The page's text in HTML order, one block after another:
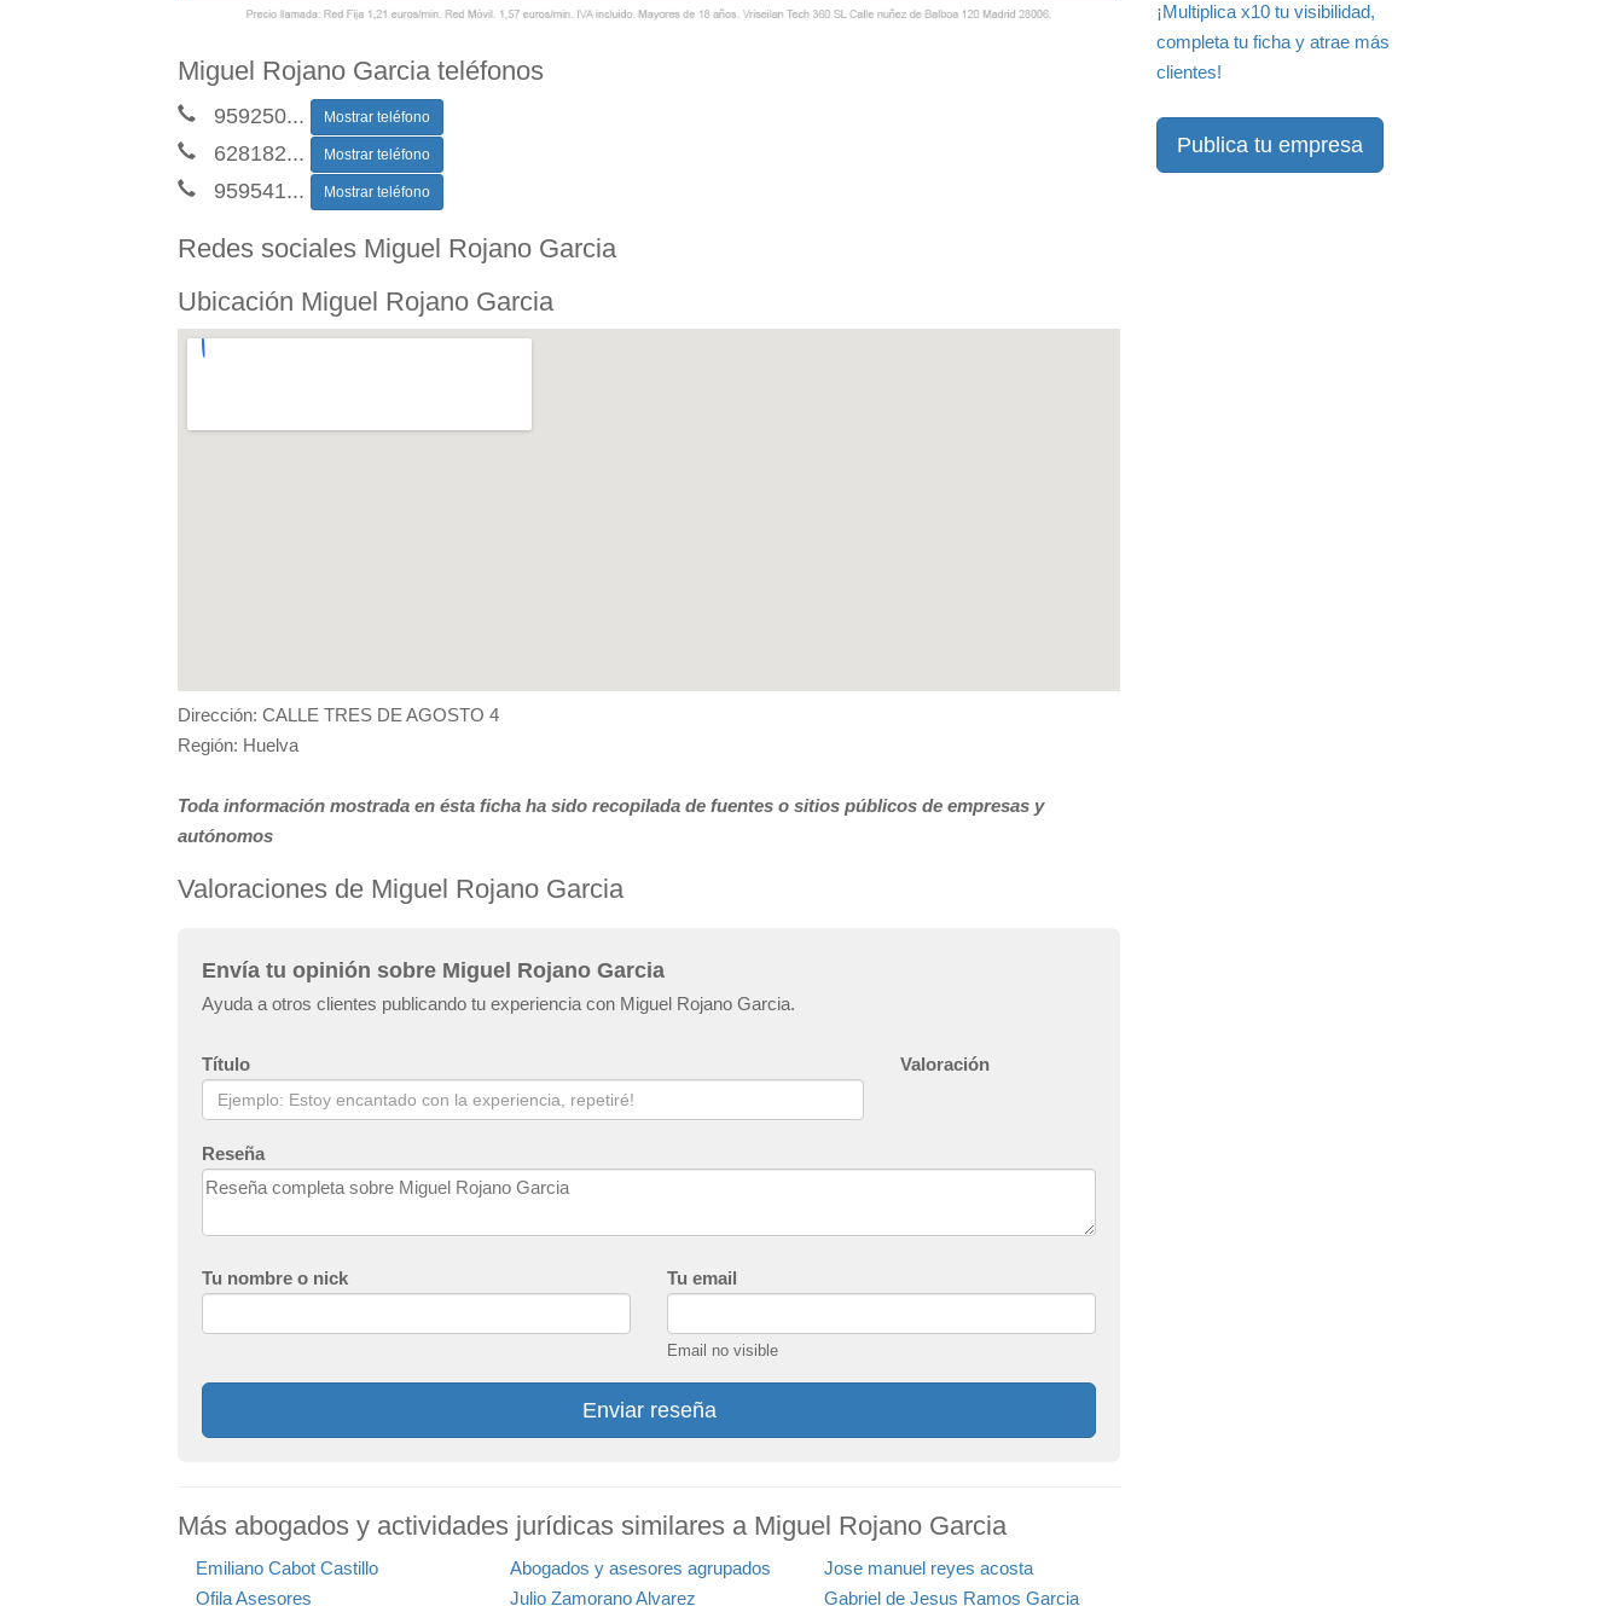
Miguel Rojano Garcia teléfonos
959250... Mostrar teléfono
628182... Mostrar teléfono
959541... Mostrar teléfono
Redes sociales Miguel Rojano Garcia
Ubicación Miguel Rojano Garcia
Dirección: CALLE TRES DE AGOSTO 4
Región: Huelva
Toda información mostrada en ésta ficha ha sido recopilada de fuentes o sitios públicos de empresas y
autónomos
Valoraciones de Miguel Rojano Garcia
Envía tu opinión sobre Miguel Rojano Garcia
Ayuda a otros clientes publicando tu experiencia con Miguel Rojano Garcia.
Título Valoración
Reseña
Tu nombre o nick Tu email
Email no visible
Enviar reseña
Más abogados y actividades jurídicas similares a Miguel Rojano Garcia
Emiliano Cabot Castillo Abogados y asesores agrupados
Jose manuel reyes acosta
Ofila Asesores
Julio Zamorano Alvarez Gabriel de Jesus Ramos Garcia
¡Multiplica x10 tu visibilidad,
completa tu ficha y atrae más
clientes!
Publica tu empresa